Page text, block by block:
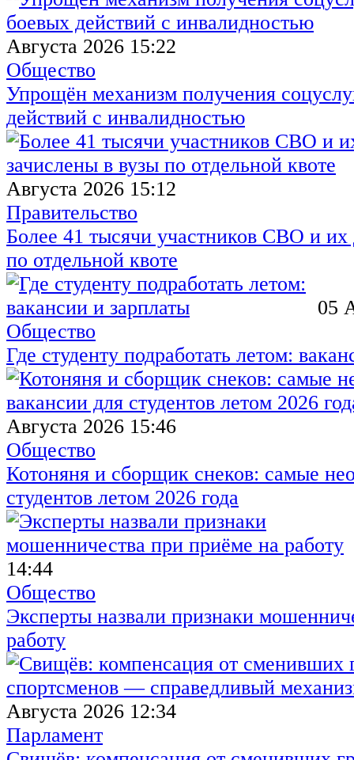
Августа 2026 15:22
Общество
Упрощён механизм получения
действий с инвалидностью
Августа 2026 15:12
Правительство
Более 41 тысячи участников СВО и их
по отдельной квоте
05
Общество
Где студенту подработать летом:
Августа 2026 15:46
Общество
Котоняня и сборщик снеков: самые
студентов летом 2026 года
14:44
Общество
Эксперты назвали признаки
работу
Августа 2026 12:34
Парламент